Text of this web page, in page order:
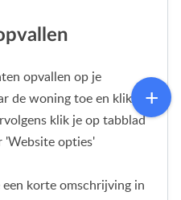
opvallen op je
de woning toe en klik je
klik je op tabblad
'Website opties'
een korte omschrijving in